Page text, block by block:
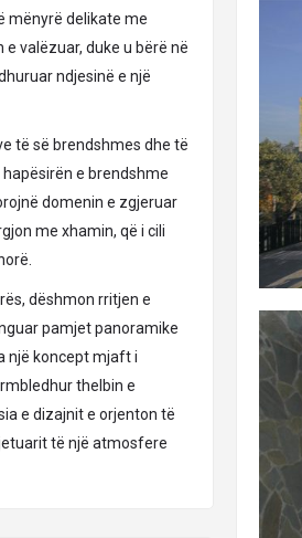
mënyrë delikate me
valëzuar, duke u bërë në
ndjesinë e një
të së brendshmes dhe të
e brendshme
domenin e zgjeruar
me xhamin, që i cili
dëshmon rritjen e
pamjet panoramike
një koncept mjaft i
thelbin e
e dizajnit e orjenton të
të një atmosfere